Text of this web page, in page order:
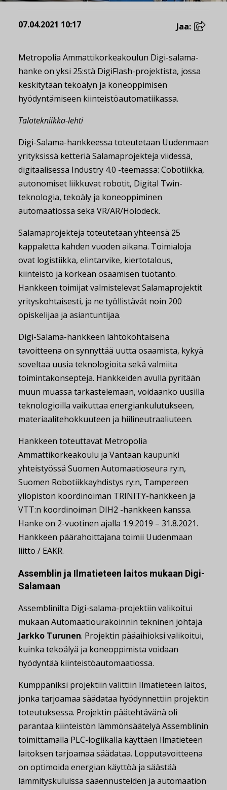
07.04.2021 10:17 Jaa:
Metropolia Ammattikorkeakoulun Digi-salama-
hanke on yksi 25:stä DigiFlash-projektista, jossa
keskitytään tekoälyn ja koneoppimisen
hyödyntämiseen kiinteistöautomatiikassa.
Talotekniikka-lehti
Digi-Salama-hankkeessa toteutetaan Uudenmaan
yrityksissä ketteriä Salamaprojekteja viidessä,
digitaalisessa Industry 4.0 -teemassa: Cobotiikka,
autonomiset liikkuvat robotit, Digital Twin-
teknologia, tekoäly ja koneoppiminen
automaatiossa sekä VR/AR/Holodeck.
Salamaprojekteja toteutetaan yhteensä 25
kappaletta kahden vuoden aikana. Toimialoja
ovat logistiikka, elintarvike, kiertotalous,
kiinteistö ja korkean osaamisen tuotanto.
Hankkeen toimijat valmistelevat Salamaprojektit
yrityskohtaisesti, ja ne työllistävät noin 200
opiskelijaa ja asiantuntijaa.
Digi-Salama-hankkeen lähtökohtaisena
tavoitteena on synnyttää uutta osaamista, kykyä
soveltaa uusia teknologioita sekä valmiita
toimintakonsepteja. Hankkeiden avulla pyritään
muun muassa tarkastelemaan, voidaanko uusilla
teknologioilla vaikuttaa energiankulutukseen,
materiaalitehokkuuteen ja hiilineutraaliuteen.
Hankkeen toteuttavat Metropolia
Ammattikorkeakoulu ja Vantaan kaupunki
yhteistyössä Suomen Automaatioseura ry:n,
Suomen Robotiikkayhdistys ry:n, Tampereen
yliopiston koordinoiman TRINITY-hankkeen ja
VTT:n koordinoiman DIH2 -hankkeen kanssa.
Hanke on 2-vuotinen ajalla 1.9.2019 – 31.8.2021.
Hankkeen päärahoittajana toimii Uudenmaan
liitto / EAKR.
Assemblin ja Ilmatieteen laitos mukaan Digi-
Salamaan
Assemblinilta Digi-salama-projektiin valikoitui
mukaan Automaatiourakoinnin tekninen johtaja
Jarkko Turunen. Projektin pääaihioksi valikoitui,
kuinka tekoälyä ja koneoppimista voidaan
hyödyntää kiinteistöautomaatiossa.
Kumppaniksi projektiin valittiin Ilmatieteen laitos,
jonka tarjoamaa säädataa hyödynnettiin projektin
toteutuksessa. Projektin päätehtävänä oli
parantaa kiinteistön lämmönsäätelyä Assemblinin
toimittamalla PLC-logiikalla käyttäen Ilmatieteen
laitoksen tarjoamaa säädataa. Lopputavoitteena
on optimoida energian käyttöä ja säästää
lämmityskuluissa sääennusteiden ja automaation